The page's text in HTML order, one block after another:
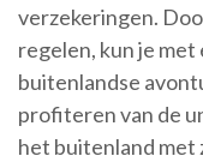
verzekeringen.
regelen, kun je
buitenlandse
profiteren van de
het buitenland met